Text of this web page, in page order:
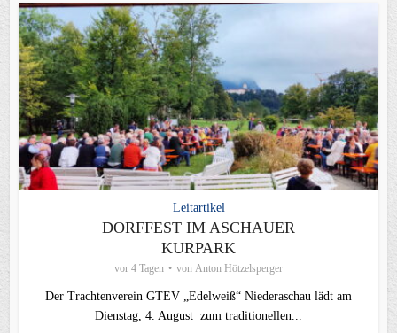
Leitartikel
DORFFEST IM ASCHAUER
KURPARK
vor 4 Tagen von Anton Hötzelsperger
Der Trachtenverein GTEV „Edelweiß“ Niederaschau lädt am
Dienstag, 4. August zum traditionellen...